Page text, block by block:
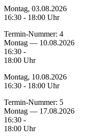
Montag, 03.08.2026
16:30 - 18:00 Uhr
Termin-Nummer: 4
Montag — 10.08.2026
16:30 -
18:00 Uhr
Montag, 10.08.2026
16:30 - 18:00 Uhr
Termin-Nummer: 5
Montag — 17.08.2026
16:30 -
18:00 Uhr